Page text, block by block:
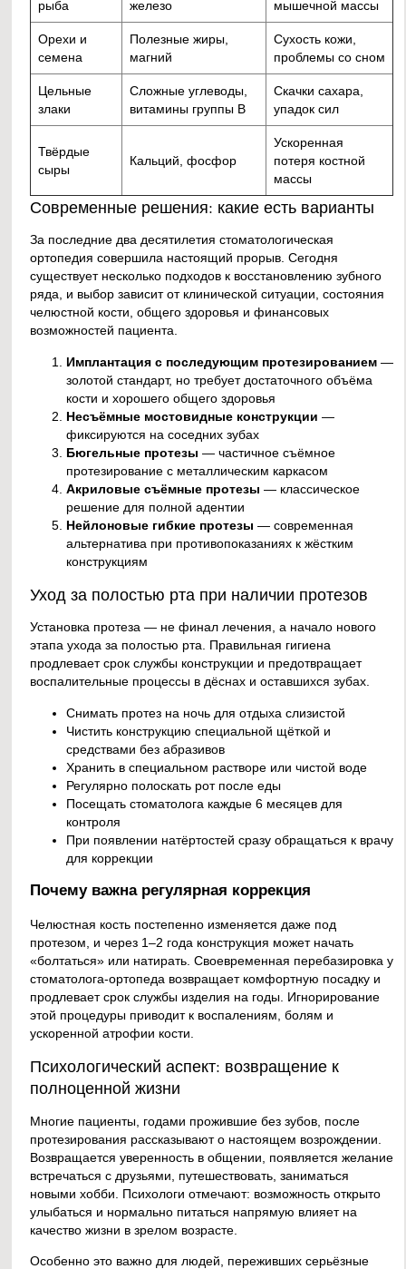
рыба железо мышечной массы
Орехи и
семена
Полезные жиры,
магний
Сухость кожи,
проблемы со сном
Цельные
злаки
Сложные углеводы,
витамины группы B
Скачки сахара,
упадок сил
Твёрдые
сыры
Кальций, фосфор
Ускоренная
потеря костной
массы
Современные решения: какие есть варианты
За последние два десятилетия стоматологическая
ортопедия совершила настоящий прорыв. Сегодня
существует несколько подходов к восстановлению зубного
ряда, и выбор зависит от клинической ситуации, состояния
челюстной кости, общего здоровья и финансовых
возможностей пациента.
Имплантация с последующим протезированием —
золотой стандарт, но требует достаточного объёма
кости и хорошего общего здоровья
Несъёмные мостовидные конструкции —
фиксируются на соседних зубах
Бюгельные протезы — частичное съёмное
протезирование с металлическим каркасом
Акриловые съёмные протезы — классическое
решение для полной адентии
Нейлоновые гибкие протезы — современная
альтернатива при противопоказаниях к жёстким
конструкциям
Уход за полостью рта при наличии протезов
Установка протеза — не финал лечения, а начало нового
этапа ухода за полостью рта. Правильная гигиена
продлевает срок службы конструкции и предотвращает
воспалительные процессы в дёснах и оставшихся зубах.
Снимать протез на ночь для отдыха слизистой
Чистить конструкцию специальной щёткой и
средствами без абразивов
Хранить в специальном растворе или чистой воде
Регулярно полоскать рот после еды
Посещать стоматолога каждые 6 месяцев для
контроля
При появлении натёртостей сразу обращаться к врачу
для коррекции
Почему важна регулярная коррекция
Челюстная кость постепенно изменяется даже под
протезом, и через 1–2 года конструкция может начать
«болтаться» или натирать. Своевременная перебазировка у
стоматолога-ортопеда возвращает комфортную посадку и
продлевает срок службы изделия на годы. Игнорирование
этой процедуры приводит к воспалениям, болям и
ускоренной атрофии кости.
Психологический аспект: возвращение к
полноценной жизни
Многие пациенты, годами прожившие без зубов, после
протезирования рассказывают о настоящем возрождении.
Возвращается уверенность в общении, появляется желание
встречаться с друзьями, путешествовать, заниматься
новыми хобби. Психологи отмечают: возможность открыто
улыбаться и нормально питаться напрямую влияет на
качество жизни в зрелом возрасте.
Особенно это важно для людей, переживших серьёзные